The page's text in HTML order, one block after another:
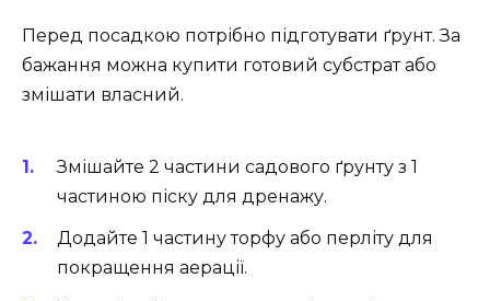
Перед посадкою потрібно підготувати ґрунт. За
бажання можна купити готовий субстрат або
змішати власний.
Змішайте 2 частини садового ґрунту з 1
частиною піску для дренажу.
Додайте 1 частину торфу або перліту для
покращення аерації.